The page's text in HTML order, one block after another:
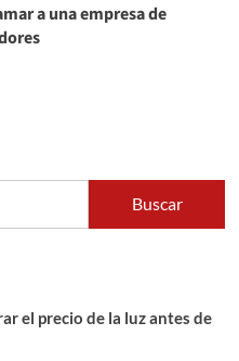
a una empresa de
Buscar
el precio de la luz antes de